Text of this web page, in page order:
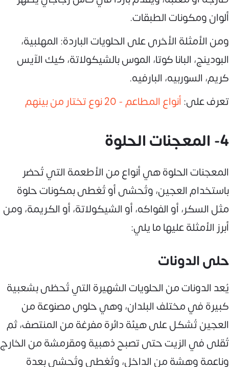
ألوان ومكونات الطبقات.
ومن الأمثلة الأخرى على الحلويات الباردة: المهلبية،
البودينج، البانا كوتا، الموس بالشيكولاتة، كيك الآيس
كريم، السوربيه، البارفيه.
تعرف على:أنواع المطاعم - 20 نوع تختار من بينهم
4- المعجنات الحلوة
المعجنات الحلوة هي أنواع من الأطعمة التي تُحضر
باستخدام العجين، وتُحشى أو تُغطى بمكونات حلوة
مثل السكر، أو الفواكه، أو الشيكولاتة، أو الكريمة، ومن
أبرز الأمثلة عليها ما يلي:
حلى الدونات
يُعد الدونات من الحلويات الشهيرة التي تُحظى بشعبية
كبيرة في مختلف البلدان، وهي حلوى مصنوعة من
العجين تُشكل على هيئة دائرة مفرغة من المنتصف، ثم
تُقلى في الزيت حتى تصبح ذهبية ومقرمشة من الخارج
وناعمة وهشة من الداخل، وتُغطى وتُحشى بعدة